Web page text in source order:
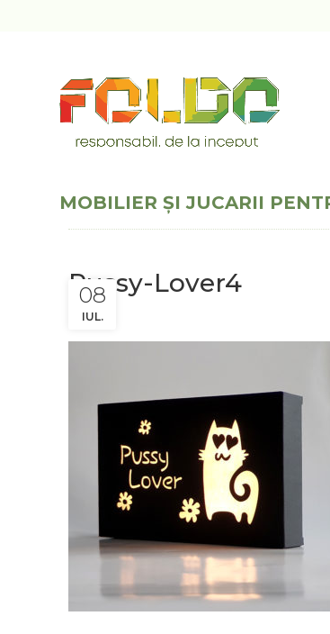
MOBILIER ȘI JUCARII
Pussy-Lover4
08
IUL.